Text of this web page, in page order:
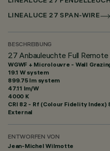
LINEALUCE 27 SPAN-WIRE
BESCHREIBUNG
27 Anbauleuchte Full
WGWF + Microlouvre - Wall
19.1 W system
899.75 lm system
47.11 lm/W
4000 K
CRI 82 - Rf (Colour Fidelity Index)
External
ENTWORFEN VON
Jean-Michel Wilmotte